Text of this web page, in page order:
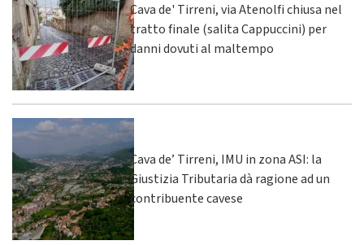
Cava de' Tirreni, via Atenolfi chiusa nel
tratto finale (salita Cappuccini) per
danni dovuti al maltempo
Cava de’ Tirreni, IMU in zona ASI: la
Giustizia Tributaria dà ragione ad un
contribuente cavese